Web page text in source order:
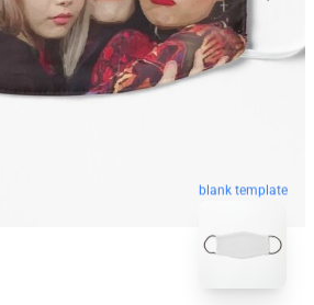
blank template